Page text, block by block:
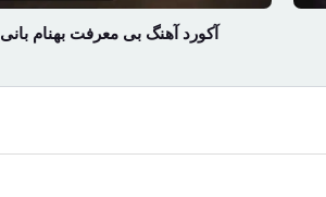
آکورد آهنگ بی معرفت بهنام بانی